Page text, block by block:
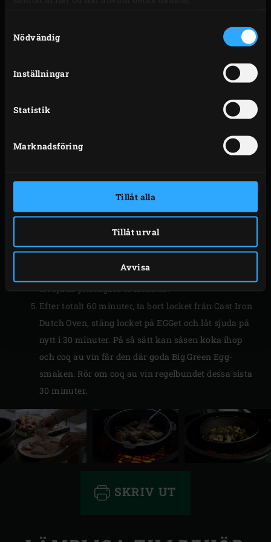
Nödvändig
Inställningar
Statistik
Marknadsföring
Tillåt alla
Tillåt urval
Avvisa
Fräs lök och vitlök i Cast Iron Dutch Oven och
tillsätt morötter, blekselleri och champinjoner.
Deglasera med vin och cognac, koka upp och tillsätt
buljong och örter. Stäng EGGets lock mellan varje
kycklingbitarna i Cast Iron Dutch Oven. Avlägsna
tillbaka Dutch Oven. Sätt locket på gjutjärnsgrytan
och stäng locket på EGGet. Genom att placera
convEGGtorn kommer temperaturen i EGGet att
sjunka markant, sänk den ytterligare till ca 150 °C.
Låt sjuda i ca 45 minuter. Tillsätt kulpotatisen och
låt sjuda ytterligare 15 minuter.
Efter totalt 60 minuter, ta bort locket från Cast Iron
Dutch Oven, stäng locket på EGGet och låt sjuda på
nytt i 30 minuter. På så sätt kan såsen koka ihop
och coq au vin får den där goda Big Green Egg-
smaken. Rör om coq au vin regelbundet dessa sista
30 minuter.
SKRIV UT